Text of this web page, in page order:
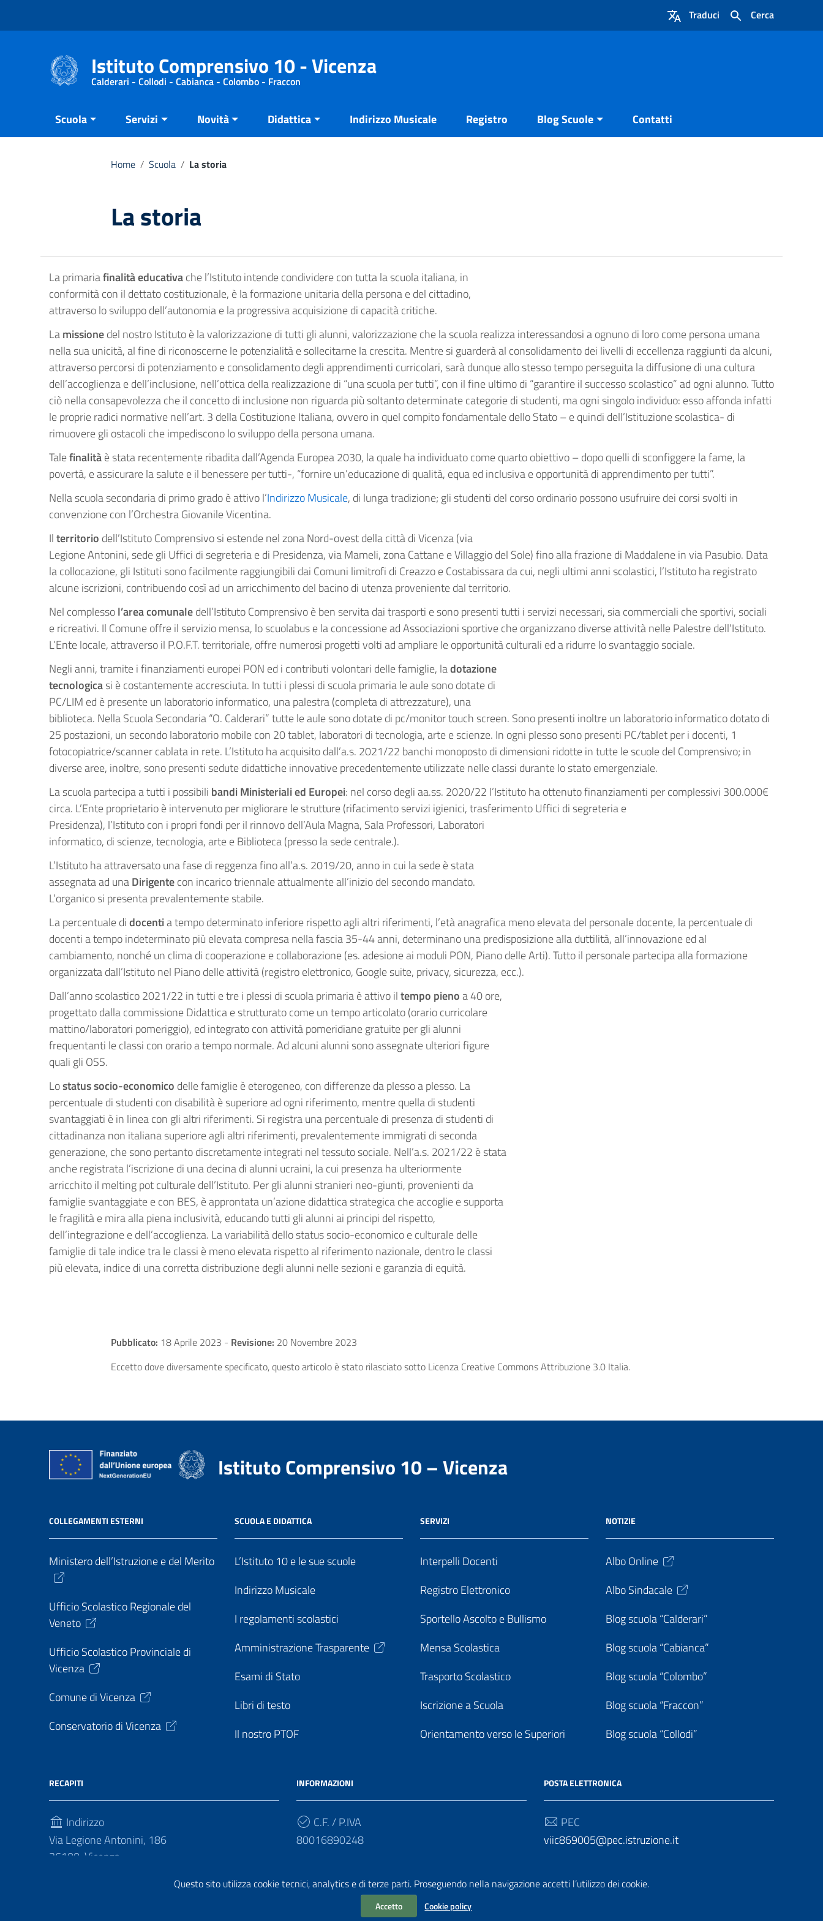
Questo sito utilizza cookie tecnici, analytics e di terze parti. Proseguendo nella navigazione accetti l’utilizzo dei cookie.
Accetto Cookie policy
Cerca
Traduci
Istituto Comprensivo 10 - Vicenza
Calderari - Collodi - Cabianca - Colombo - Fraccon
Scuola Servizi Novità Didattica Indirizzo Musicale Registro Blog Scuole Contatti
Home / Scuola / La storia
La storia
La primariafinalità educativache l’Istituto intende condividere con tutta la scuola italiana, in
conformità con il dettato costituzionale, è la formazione unitaria della persona e del cittadino,
attraverso lo sviluppo dell’autonomia e la progressiva acquisizione di capacità critiche.
Lamissionedel nostro Istituto è la valorizzazione di tutti gli alunni, valorizzazione che la scuola realizza interessandosi a ognuno di loro come persona umana
nella sua unicità, al fine di riconoscerne le potenzialità e sollecitarne la crescita. Mentre si guarderà al consolidamento dei livelli di eccellenza raggiunti da alcuni,
attraverso percorsi di potenziamento e consolidamento degli apprendimenti curricolari, sarà dunque allo stesso tempo perseguita la diffusione di una cultura
dell’accoglienza e dell’inclusione, nell’ottica della realizzazione di “una scuola per tutti”, con il fine ultimo di “garantire il successo scolastico” ad ogni alunno. Tutto
ciò nella consapevolezza che il concetto di inclusione non riguarda più soltanto determinate categorie di studenti, ma ogni singolo individuo: esso affonda infatti
le proprie radici normative nell’art. 3 della Costituzione Italiana, ovvero in quel compito fondamentale dello Stato – e quindi dell’Istituzione scolastica- di
rimuovere gli ostacoli che impediscono lo sviluppo della persona umana.
Talefinalitàè stata recentemente ribadita dall’Agenda Europea 2030, la quale ha individuato come quarto obiettivo – dopo quelli di sconfiggere la fame, la
povertà, e assicurare la salute e il benessere per tutti-, “fornire un’educazione di qualità, equa ed inclusiva e opportunità di apprendimento per tutti”.
Nella scuola secondaria di primo grado è attivo l’Indirizzo Musicale, di lunga tradizione; gli studenti del corso ordinario possono usufruire dei corsi svolti in
convenzione con l’Orchestra Giovanile Vicentina.
Ilterritorio dell’Istituto Comprensivo si estende nel zona Nord-ovest della città di Vicenza (via
Legione Antonini, sede gli Uffici di segreteria e di Presidenza, via Mameli, zona Cattane e Villaggio del Sole) fino alla frazione di Maddalene in via Pasubio. Data
la collocazione, gli Istituti sono facilmente raggiungibili dai Comuni limitrofi di Creazzo e Costabissara da cui, negli ultimi anni scolastici, l’Istituto ha registrato
alcune iscrizioni, contribuendo così ad un arricchimento del bacino di utenza proveniente dal territorio.
Nel complessol’area comunaledell’Istituto Comprensivo è ben servita dai trasporti e sono presenti tutti i servizi necessari, sia commerciali che sportivi, sociali
e ricreativi. Il Comune offre il servizio mensa, lo scuolabus e la concessione ad Associazioni sportive che organizzano diverse attività nelle Palestre dell’Istituto.
L’Ente locale, attraverso il P.O.F.T. territoriale, offre numerosi progetti volti ad ampliare le opportunità culturali ed a ridurre lo svantaggio sociale.
Negli anni, tramite i finanziamenti europei PON ed i contributi volontari delle famiglie, ladotazione
tecnologicasi è costantemente accresciuta. In tutti i plessi di scuola primaria le aule sono dotate di
PC/LIM ed è presente un laboratorio informatico, una palestra (completa di attrezzature), una
biblioteca. Nella Scuola Secondaria “O. Calderari” tutte le aule sono dotate di pc/monitor touch screen. Sono presenti inoltre un laboratorio informatico dotato di
25 postazioni, un secondo laboratorio mobile con 20 tablet, laboratori di tecnologia, arte e scienze. In ogni plesso sono presenti PC/tablet per i docenti, 1
fotocopiatrice/scanner cablata in rete. L’Istituto ha acquisito dall’a.s. 2021/22 banchi monoposto di dimensioni ridotte in tutte le scuole del Comprensivo; in
diverse aree, inoltre, sono presenti sedute didattiche innovative precedentemente utilizzate nelle classi durante lo stato emergenziale.
La scuola partecipa a tutti i possibili bandi Ministeriali ed Europei: nel corso degli aa.ss. 2020/22 l’Istituto ha ottenuto finanziamenti per complessivi 300.000€
circa. L’Ente proprietario è intervenuto per migliorare le strutture (rifacimento servizi igienici, trasferimento Uffici di segreteria e
Presidenza), l’Istituto con i propri fondi per il rinnovo dell’Aula Magna, Sala Professori, Laboratori
informatico, di scienze, tecnologia, arte e Biblioteca (presso la sede centrale.).
L’Istituto ha attraversato una fase di reggenza fino all’a.s. 2019/20, anno in cui la sede è stata
assegnata ad unaDirigentecon incarico triennale attualmente all’inizio del secondo mandato.
L’organico si presenta prevalentemente stabile.
La percentuale didocentia tempo determinato inferiore rispetto agli altri riferimenti, l’età anagrafica meno elevata del personale docente, la percentuale di
docenti a tempo indeterminato più elevata compresa nella fascia 35-44 anni, determinano una predisposizione alla duttilità, all’innovazione ed al
cambiamento, nonché un clima di cooperazione e collaborazione (es. adesione ai moduli PON, Piano delle Arti). Tutto il personale partecipa alla formazione
organizzata dall’Istituto nel Piano delle attività (registro elettronico, Google suite, privacy, sicurezza, ecc.).
Dall’anno scolastico 2021/22 in tutti e tre i plessi di scuola primaria è attivo iltempo pienoa 40 ore,
progettato dalla commissione Didattica e strutturato come un tempo articolato (orario curricolare
mattino/laboratori pomeriggio), ed integrato con attività pomeridiane gratuite per gli alunni
frequentanti le classi con orario a tempo normale. Ad alcuni alunni sono assegnate ulteriori figure
quali gli OSS.
Lostatus socio-economico delle famiglie è eterogeneo, con differenze da plesso a plesso. La
percentuale di studenti con disabilità è superiore ad ogni riferimento, mentre quella di studenti
svantaggiati è in linea con gli altri riferimenti. Si registra una percentuale di presenza di studenti di
cittadinanza non italiana superiore agli altri riferimenti, prevalentemente immigrati di seconda
generazione, che sono pertanto discretamente integrati nel tessuto sociale. Nell’a.s. 2021/22 è stata
anche registrata l’iscrizione di una decina di alunni ucraini, la cui presenza ha ulteriormente
arricchito il melting pot culturale dell’Istituto. Per gli alunni stranieri neo-giunti, provenienti da
famiglie svantaggiate e con BES, è approntata un’azione didattica strategica che accoglie e supporta
le fragilità e mira alla piena inclusività, educando tutti gli alunni ai principi del rispetto,
dell’integrazione e dell’accoglienza. La variabilità dello status socio-economico e culturale delle
famiglie di tale indice tra le classi è meno elevata rispetto al riferimento nazionale, dentro le classi
più elevata, indice di una corretta distribuzione degli alunni nelle sezioni e garanzia di equità.
Pubblicato: 18 Aprile 2023 - Revisione: 20 Novembre 2023
Eccetto dove diversamente specificato, questo articolo è stato rilasciato sotto Licenza Creative Commons Attribuzione 3.0 Italia.
Istituto Comprensivo 10 – Vicenza
COLLEGAMENTI ESTERNI
Ministero dell’Istruzione e del Merito
Ufficio Scolastico Regionale del
Veneto
Ufficio Scolastico Provinciale di
Vicenza
Comune di Vicenza
Conservatorio di Vicenza
SCUOLA E DIDATTICA
L’Istituto 10 e le sue scuole
Indirizzo Musicale
I regolamenti scolastici
Amministrazione Trasparente
Esami di Stato
Libri di testo
Il nostro PTOF
SERVIZI
Interpelli Docenti
Registro Elettronico
Sportello Ascolto e Bullismo
Mensa Scolastica
Trasporto Scolastico
Iscrizione a Scuola
Orientamento verso le Superiori
NOTIZIE
Albo Online
Albo Sindacale
Blog scuola “Calderari”
Blog scuola “Cabianca”
Blog scuola “Colombo”
Blog scuola “Fraccon”
Blog scuola “Collodi”
RECAPITI
Indirizzo
Via Legione Antonini, 186
36100, Vicenza
INFORMAZIONI
C.F. / P.IVA
80016890248
UF7PF7
POSTA ELETTRONICA
PEC
viic869005@pec.istruzione.it
viic869005@istruzione.it